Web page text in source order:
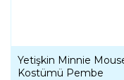
Yetişkin Minnie
Kostümü Pembe